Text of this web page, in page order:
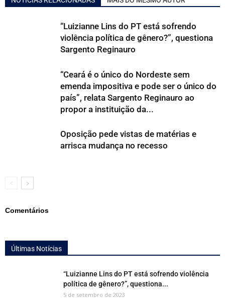
“Luizianne Lins do PT está sofrendo
violência política de gênero?”, questiona
Sargento Reginauro
“Ceará é o único do Nordeste sem
emenda impositiva e pode ser o único do
país”, relata Sargento Reginauro ao
propor a instituição da...
Oposição pede vistas de matérias e
arrisca mudança no recesso
Comentários
Últimas Notícias
“Luizianne Lins do PT está sofrendo violência
política de gênero?”, questiona...
5 de setembro de 2023